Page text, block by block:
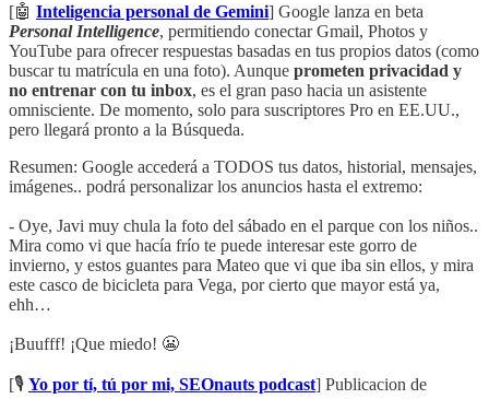
[🤖 Inteligencia personal de Gemini] Google lanza en beta
Personal Intelligence, permitiendo conectar Gmail, Photos y
YouTube para ofrecer respuestas basadas en tus propios datos (como
buscar tu matrícula en una foto). Aunque prometen privacidad y
no entrenar con tu inbox, es el gran paso hacia un asistente
omnisciente. De momento, solo para suscriptores Pro en EE.UU.,
pero llegará pronto a la Búsqueda.
Resumen: Google accederá a TODOS tus datos, historial, mensajes,
imágenes.. podrá personalizar los anuncios hasta el extremo:
- Oye, Javi muy chula la foto del sábado en el parque con los niños..
Mira como vi que hacía frío te puede interesar este gorro de
invierno, y estos guantes para Mateo que vi que iba sin ellos, y mira
este casco de bicicleta para Vega, por cierto que mayor está ya,
ehh…
¡Buufff! ¡Que miedo! 😬
[🎙️ Yo por tí, tú por mi, SEOnauts podcast] Publicacion de